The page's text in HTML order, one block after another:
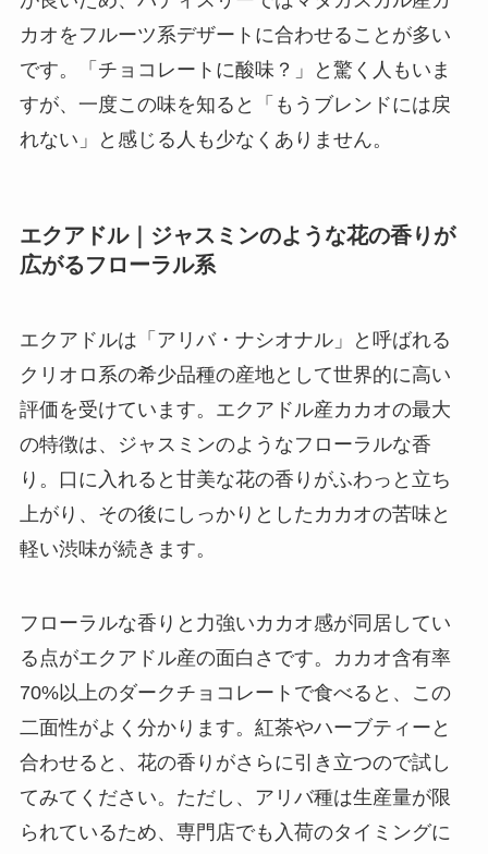
カオをフルーツ系デザートに合わせることが多い
です。「チョコレートに酸味？」と驚く人もいま
すが、一度この味を知ると「もうブレンドには戻
れない」と感じる人も少なくありません。
エクアドル｜ジャスミンのような花の香りが
広がるフローラル系
エクアドルは「アリバ・ナシオナル」と呼ばれる
クリオロ系の希少品種の産地として世界的に高い
評価を受けています。エクアドル産カカオの最大
の特徴は、ジャスミンのようなフローラルな香
り。口に入れると甘美な花の香りがふわっと立ち
上がり、その後にしっかりとしたカカオの苦味と
軽い渋味が続きます。
フローラルな香りと力強いカカオ感が同居してい
る点がエクアドル産の面白さです。カカオ含有率
70%以上のダークチョコレートで食べると、この
二面性がよく分かります。紅茶やハーブティーと
合わせると、花の香りがさらに引き立つので試し
てみてください。ただし、アリバ種は生産量が限
られているため、専門店でも入荷のタイミングに